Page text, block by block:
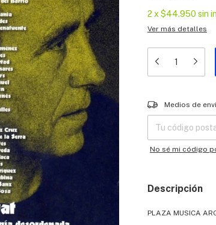
2 x $44.950 sin
Ver más detalles
Entregas para el CP:
Medios de
No sé mi código
Descripción
PLAZA MUSICA